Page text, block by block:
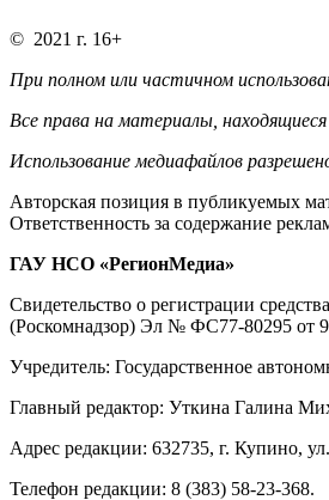
© 2021 г. 16+
При полном или частичном
Все права на материалы,
Использование медиафайлов
Авторская позиция в публикуемых
Ответственность за содержание
ГАУ НСО «РегионМедиа»
Свидетельство о регистрации
(Роскомнадзор) Эл № ФС77-80295 от 9
Учредитель: Государственное
Главный редактор: Уткина Галина
Адрес редакции: 632735, г. Купино,
Телефон редакции: 8 (383) 58-23-368.